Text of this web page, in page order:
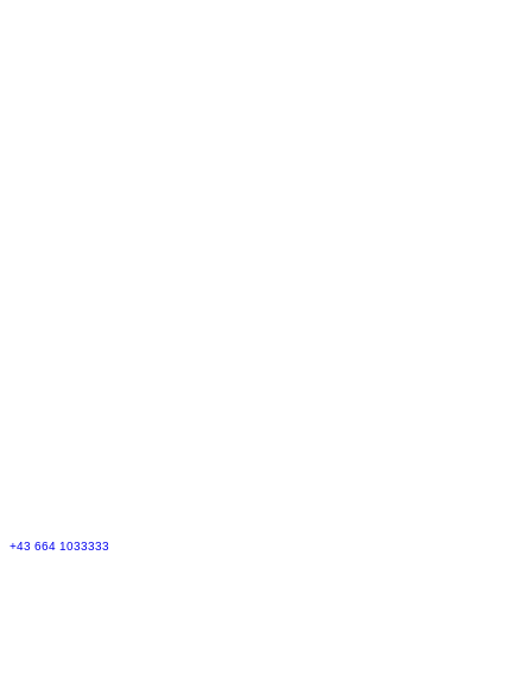
+43 664 1033333